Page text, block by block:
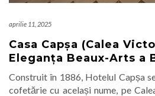
aprilie 11, 2025
Casa Capșa (Calea
Eleganța Beaux-Arts a
Construit în 1886, Hotelul Capșa
cofetărie cu același nume, pe